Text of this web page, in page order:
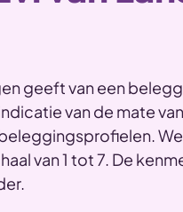
geeft van een
van de mate
van 1 tot 7. De